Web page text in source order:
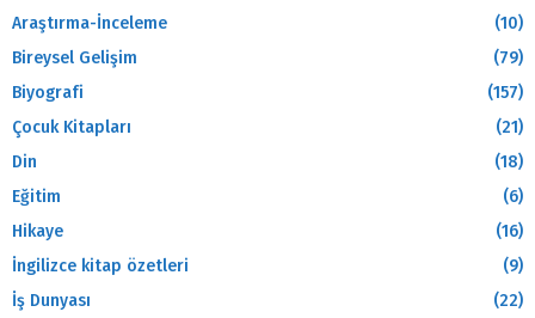
Araştırma-İnceleme
(10)
Bireysel Gelişim
(79)
Biyografi
(157)
Çocuk Kitapları
(21)
Din
(18)
Eğitim
(6)
Hikaye
(16)
İngilizce kitap özetleri
(9)
İş Dunyası
(22)